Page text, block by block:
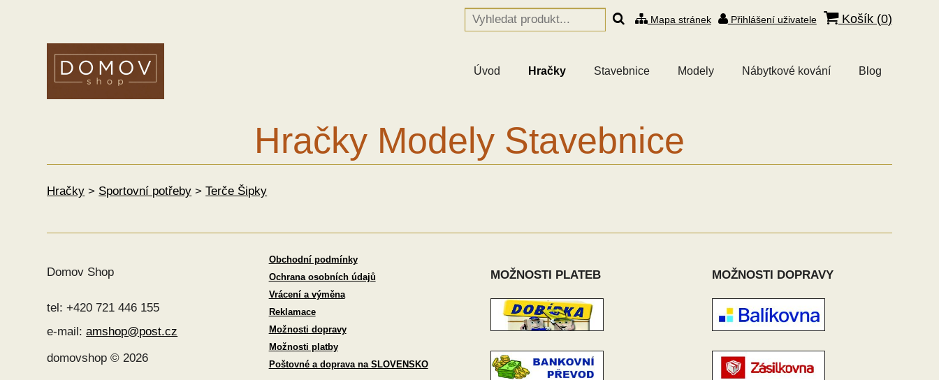
Mapa stránek Přihlášení uživatele Košík (0)
Úvod Hračky Stavebnice Modely Nábytkové kování Blog
Hračky Modely Stavebnice
Hračky > Sportovní potřeby > Terče Šipky
Domov Shop
tel: +420 721 446 155
e-mail:amshop@post.cz
domovshop © 2026
Obchodní podmínky
Ochrana osobních údajů
Vrácení a výměna
Reklamace
Možnosti dopravy
Možnosti platby
Poštovné a doprava na SLOVENSKO
MOŽNOSTI PLATEB MOŽNOSTI DOPRAVY